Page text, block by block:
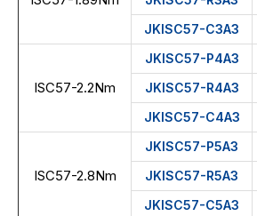
JKISC57-C3A3
ISC57-2.2Nm
JKISC57-P4A3
JKISC57-R4A3
JKISC57-C4A3
ISC57-2.8Nm
JKISC57-P5A3
JKISC57-R5A3
JKISC57-C5A3